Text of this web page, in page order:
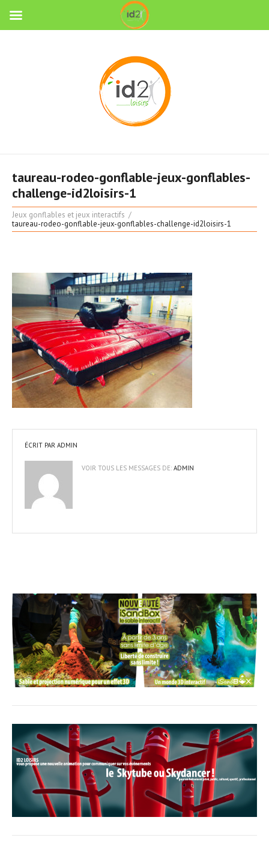
taureau-rodeo-gonflable-jeux-gonflables-
challenge-id2loisirs-1
Jeux gonflables et jeux interactifs
taureau-rodeo-gonflable-jeux-gonflables-challenge-id2loisirs-1
ÉCRIT PAR ADMIN
VOIR TOUS LES MESSAGES DE: ADMIN